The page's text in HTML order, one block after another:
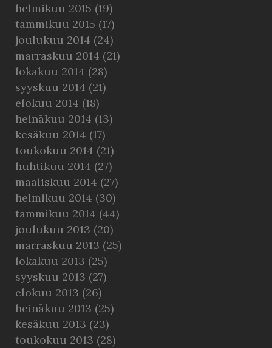
helmikuu 2015 (19)
tammikuu 2015 (17)
joulukuu 2014 (24)
marraskuu 2014 (21)
lokakuu 2014 (28)
syyskuu 2014 (21)
elokuu 2014 (18)
heinäkuu 2014 (13)
kesäkuu 2014 (17)
toukokuu 2014 (21)
huhtikuu 2014 (27)
maaliskuu 2014 (27)
helmikuu 2014 (30)
tammikuu 2014 (44)
joulukuu 2013 (20)
marraskuu 2013 (25)
lokakuu 2013 (25)
syyskuu 2013 (27)
elokuu 2013 (26)
heinäkuu 2013 (25)
kesäkuu 2013 (23)
toukokuu 2013 (28)